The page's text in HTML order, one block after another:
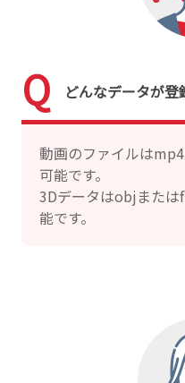
どんなデータが登
動画のファイルは
可能です。
3Dデータはobjまた
能です。